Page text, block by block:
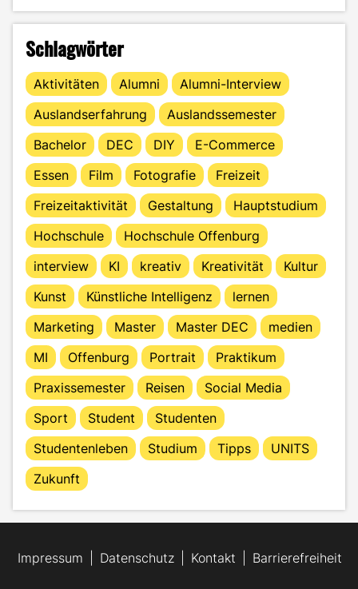
Schlagwörter
Aktivitäten Alumni
Alumni-Interview
Auslandserfahrung
Auslandssemester
Bachelor
DEC DIY
E-Commerce
Essen
Film Fotografie
Freizeit
Freizeitaktivität
Gestaltung
Hauptstudium
Hochschule
Hochschule Offenburg
interview
KI kreativ Kreativität
Kultur
Kunst
Künstliche Intelligenz
lernen
Marketing
Master Master DEC
medien
MI
Offenburg Portrait
Praktikum
Praxissemester
Reisen
Social Media
Sport
Student
Studenten
Studentenleben
Studium Tipps
UNITS
Zukunft
Impressum Datenschutz Kontakt Barrierefreiheit